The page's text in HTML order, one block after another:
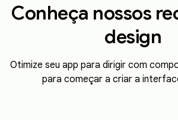
Conheça nossos
design
Otimize seu app para dirigir com
para começar a criar a